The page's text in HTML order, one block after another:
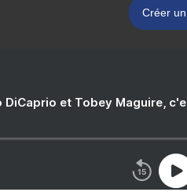
Créer
DiCaprio et Tobey Maguire,